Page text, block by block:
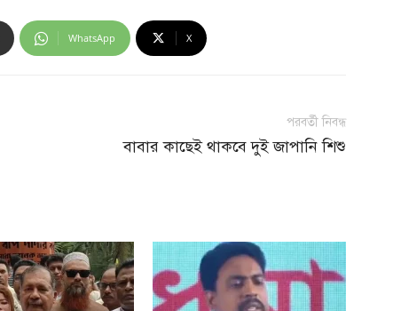
WhatsApp X
পরবর্তী নিবন্ধ
বাবার কাছেই থাকবে দুই জাপানি শিশু